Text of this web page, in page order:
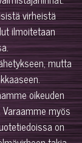
virheistä
ilmoitetaan
mutta
oikeuden
myös
on